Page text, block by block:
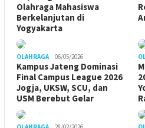
Olahraga Mahasiswa
Berkelanjutan di
Yogyakarta
OLAHRAGA 06/05/2026
Kampus Jateng Dominasi
Final Campus League 2026
Jogja, UKSW, SCU, dan
USM Berebut Gelar